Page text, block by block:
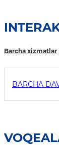
Barcha xizmatlar
BARCHA